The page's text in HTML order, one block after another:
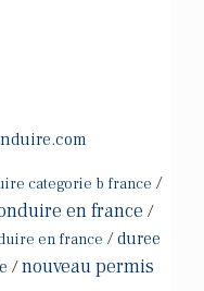
categorie b france /
en france /
en france /duree
/nouveau permis